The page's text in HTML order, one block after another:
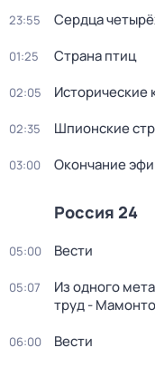
23:55 Сердца
01:25 Страна птиц
02:05 Исторические
02:35 Шпионские
03:00 Окончание
Россия 24
05:00 Вести
05:07
Из одного
труд -
06:00 Вести